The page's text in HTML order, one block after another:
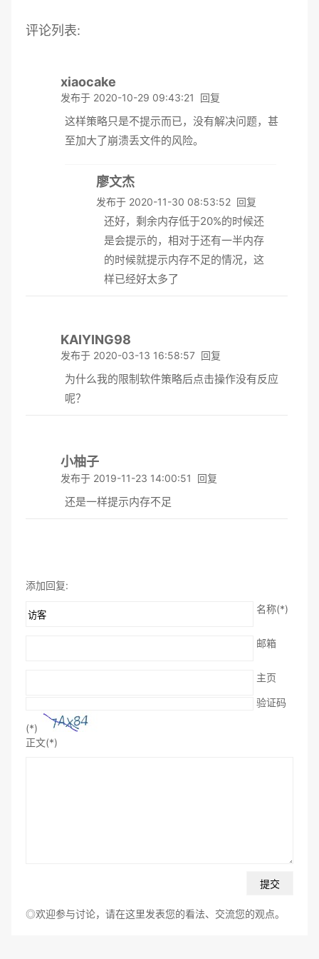
评论列表:
xiaocake
发布于 2020-10-29 09:43:21 回复
这样策略只是不提示而已，没有解决问题，甚
至加大了崩溃丢文件的风险。
廖文杰
发布于 2020-11-30 08:53:52 回复
还好，剩余内存低于20%的时候还
是会提示的，相对于还有一半内存
的时候就提示内存不足的情况，这
样已经好太多了
KAIYING98
发布于 2020-03-13 16:58:57 回复
为什么我的限制软件策略后点击操作没有反应
呢？
小柚子
发布于 2019-11-23 14:00:51 回复
还是一样提示内存不足
添加回复:
名称(*)
邮箱
主页
验证码
(*)
正文(*)
◎欢迎参与讨论，请在这里发表您的看法、交流您的观点。